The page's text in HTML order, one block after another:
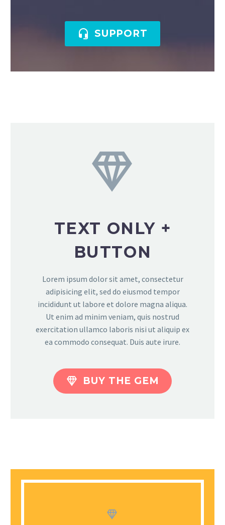
 SUPPORT


TEXT ONLY +
BUTTON
Lorem ipsum dolor sit amet, consectetur
adipisicing elit, sed do eiusmod tempor
incididunt ut labore et dolore magna aliqua.
Ut enim ad minim veniam, quis nostrud
exercitation ullamco laboris nisi ut aliquip ex
ea commodo consequat. Duis aute irure.
 BUY THE GEM

